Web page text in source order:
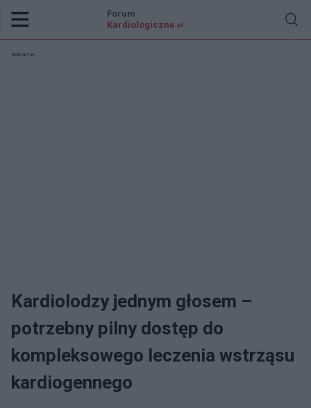
Forum
Kardiologiczne .pl
Reklama:
Kardiolodzy jednym głosem –
potrzebny pilny dostęp do
kompleksowego leczenia wstrząsu
kardiogennego